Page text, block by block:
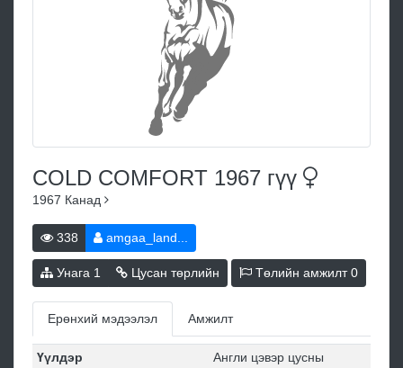
COLD COMFORT 1967 гүү
1967 Канад
338 amgaa_land...
Унага 1 Цусан төрлийн Төлийн амжилт0
Ерөнхий мэдээлэл Амжилт
Үүлдэр
Англи цэвэр цусны